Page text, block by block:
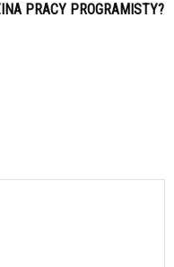
PRACY PROGRAMISTY?